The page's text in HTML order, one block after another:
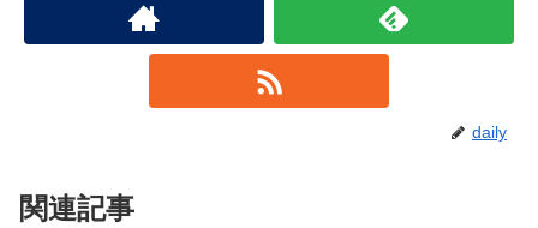
daily
関連記事